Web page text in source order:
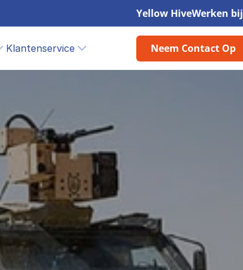
Yellow HiveWerken bij
Klantenservice Neem Contact Op